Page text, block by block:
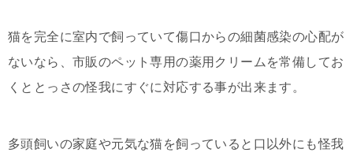
猫を完全に室内で飼っていて傷口からの細菌感染の心配が
ないなら、市販のペット専用の薬用クリームを常備してお
くととっさの怪我にすぐに対応する事が出来ます。
多頭飼いの家庭や元気な猫を飼っていると口以外にも怪我